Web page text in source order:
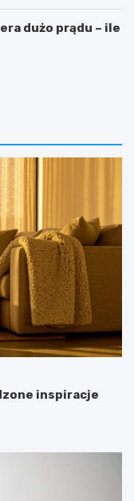
dużo prądu – ile
inspiracje